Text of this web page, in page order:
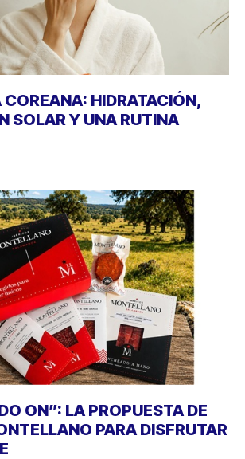
HIDRATACIÓN,
SOLAR Y UNA RUTINA
ON”: LA PROPUESTA DE
PARA DISFRUTAR